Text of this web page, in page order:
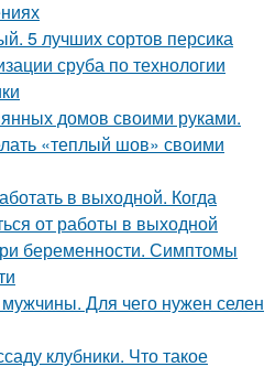
5 лучших сортов персика
сруба по технологии
домов своими руками.
«теплый шов» своими
в выходной. Когда
от работы в выходной
беременности. Симптомы
Для чего нужен селен
клубники. Что такое